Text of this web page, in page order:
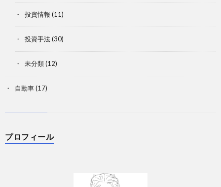
投資情報 (11)
投資手法(30)
未分類(12)
自動車(17)
プロフィール